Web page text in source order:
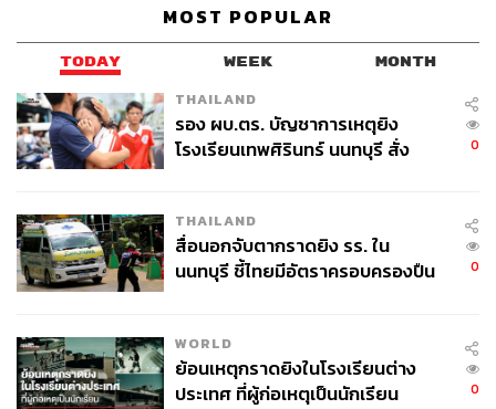
MOST POPULAR
TODAY WEEK MONTH
THAILAND
รอง ผบ.ตร. บัญชาการเหตุยิง
โรงเรียนเทพศิรินทร์ นนทบุรี สั่ง
0
THAILAND
สื่อนอกจับตากราดยิง รร. ใน
นนทบุรี ชี้ไทยมีอัตราครอบครองปืน
0
WORLD
ย้อนเหตุกราดยิงในโรงเรียนต่าง
ประเทศ ที่ผู้ก่อเหตุเป็นนักเรียน
0